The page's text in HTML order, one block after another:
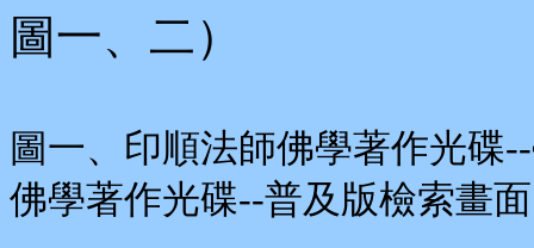
圖一、二）
圖一、印順法師佛學著作光
佛學著作光碟--普及版檢索畫面